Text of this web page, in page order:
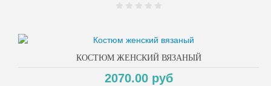
КОСТЮМ ЖЕНСКИЙ ВЯЗАНЫЙ
2070.00 руб